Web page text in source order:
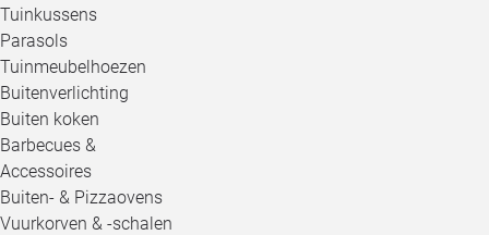
Tuinkussens
Parasols
Tuinmeubelhoezen
Buitenverlichting
Buiten koken
Barbecues &
Accessoires
Buiten- & Pizzaovens
Vuurkorven & -schalen